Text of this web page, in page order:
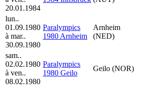
20.01.1984
lun..
01.09.1980
à mar..
30.09.1980
Paralympics
1980 Arnheim
Arnheim
(NED)
sam..
02.02.1980
à ven..
08.02.1980
Paralympics
1980 Geilo
Geilo (NOR)